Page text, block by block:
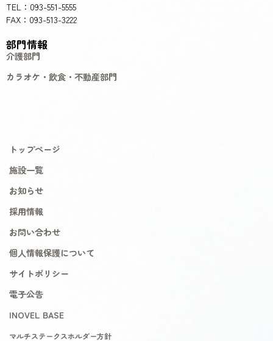
TEL：093-551-5555
FAX：093-513-3222
部門情報
介護部門
カラオケ・飲食・不動産部門
トップページ
施設一覧
お知らせ
採用情報
お問い合わせ
個人情報保護について
サイトポリシー
電子公告
INOVEL BASE
マルチステークスホルダー方針